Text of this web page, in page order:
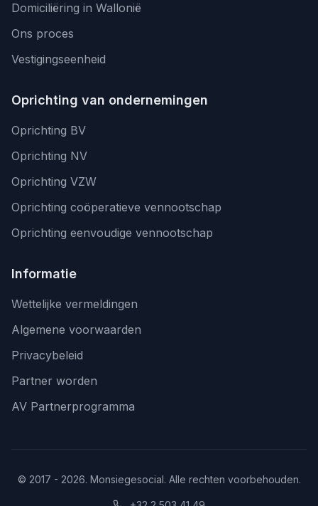
Domiciliëring in Wallonië
Ons proces
Vestigingseenheid
Oprichting van ondernemingen
Oprichting BV
Oprichting NV
Oprichting VZW
Oprichting coöperatieve vennootschap
Oprichting eenvoudige vennootschap
Informatie
Wettelijke vermeldingen
Algemene voorwaarden
Privacybeleid
Partner worden
AV Partnerprogramma
© 2017 - 2026. Monsiegesocial. Alle rechten voorbehouden.